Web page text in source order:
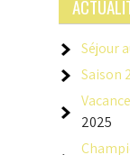
Séjour
Saison
2025